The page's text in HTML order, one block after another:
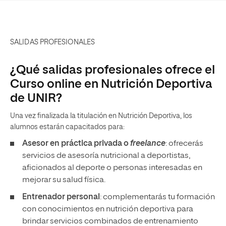
SALIDAS PROFESIONALES
¿Qué salidas profesionales ofrece el
Curso online en Nutrición Deportiva
de UNIR?
Una vez finalizada la titulación en Nutrición Deportiva, los
alumnos estarán capacitados para:
Asesor en práctica privada ofreelance: ofrecerás
servicios de asesoría nutricional a deportistas,
aficionados al deporte o personas interesadas en
mejorar su salud física.
Entrenador personal : complementarás tu formación
con conocimientos en nutrición deportiva para
brindar servicios combinados de entrenamiento